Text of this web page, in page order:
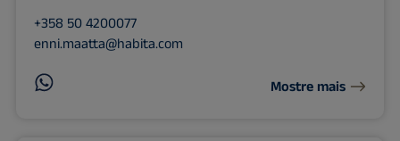
+358 50 4200077
enni.maatta@habita.com
Mostre mais